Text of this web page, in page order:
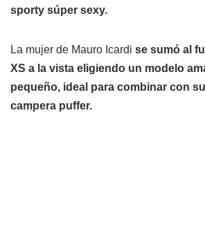
sporty súper sexy.
La mujer de Mauro Icardi se sumó al
XS a la vista eligiendo un modelo
pequeño, ideal para combinar con
campera puffer.